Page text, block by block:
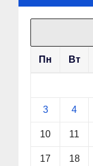
Пн Вт
3 4
10 11
17 18